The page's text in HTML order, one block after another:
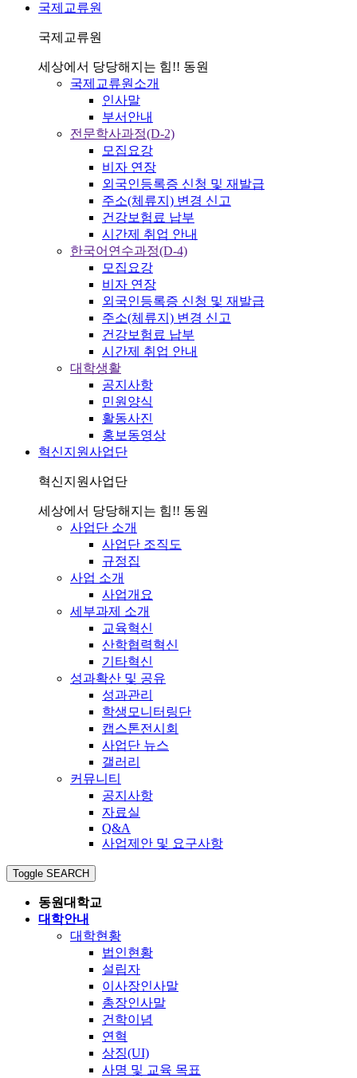
국제교류원
국제교류원
세상에서 당당해지는 힘!! 동원
국제교류원소개
인사말
부서안내
전문학사과정(D-2)
모집요강
비자 연장
외국인등록증 신청 및 재발급
주소(체류지) 변경 신고
건강보험료 납부
시간제 취업 안내
한국어연수과정(D-4)
모집요강
비자 연장
외국인등록증 신청 및 재발급
주소(체류지) 변경 신고
건강보험료 납부
시간제 취업 안내
대학생활
공지사항
민원양식
활동사진
홍보동영상
혁신지원사업단
혁신지원사업단
세상에서 당당해지는 힘!! 동원
사업단 소개
사업단 조직도
규정집
사업 소개
사업개요
세부과제 소개
교육혁신
산학협력혁신
기타혁신
성과확산 및 공유
성과관리
학생모니터링단
캡스톤전시회
사업단 뉴스
갤러리
커뮤니티
공지사항
자료실
Q&A
사업제안 및 요구사항
Toggle SEARCH
동원대학교
대학안내
대학현황
법인현황
설립자
이사장인사말
총장인사말
건학이념
연혁
상징(UI)
사명 및 교육 목표